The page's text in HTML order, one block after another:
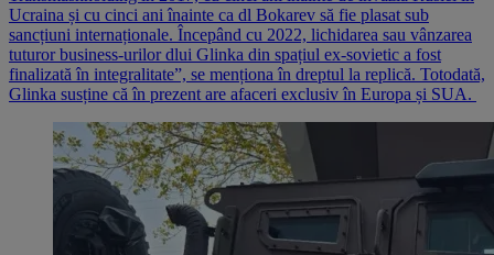
Ucraina și cu cinci ani înainte ca dl Bokarev să fie plasat sub
sancțiuni internaționale. Începând cu 2022, lichidarea sau vânzarea
tuturor business-urilor dlui Glinka din spațiul ex-sovietic a fost
finalizată în integralitate”, se menționa în dreptul la replică. Totodată,
Glinka susține că în prezent are afaceri exclusiv în Europa și SUA.